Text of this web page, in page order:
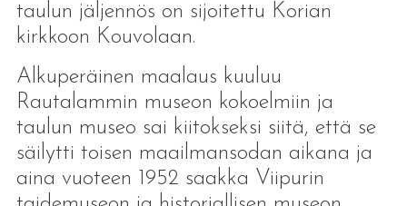
taulun jäljennös on sijoitettu Korian
kirkkoon Kouvolaan.
Alkuperäinen maalaus kuuluu
Rautalammin museon kokoelmiin ja
taulun museo sai kiitokseksi siitä, että se
säilytti toisen maailmansodan aikana ja
aina vuoteen 1952 saakka Viipurin